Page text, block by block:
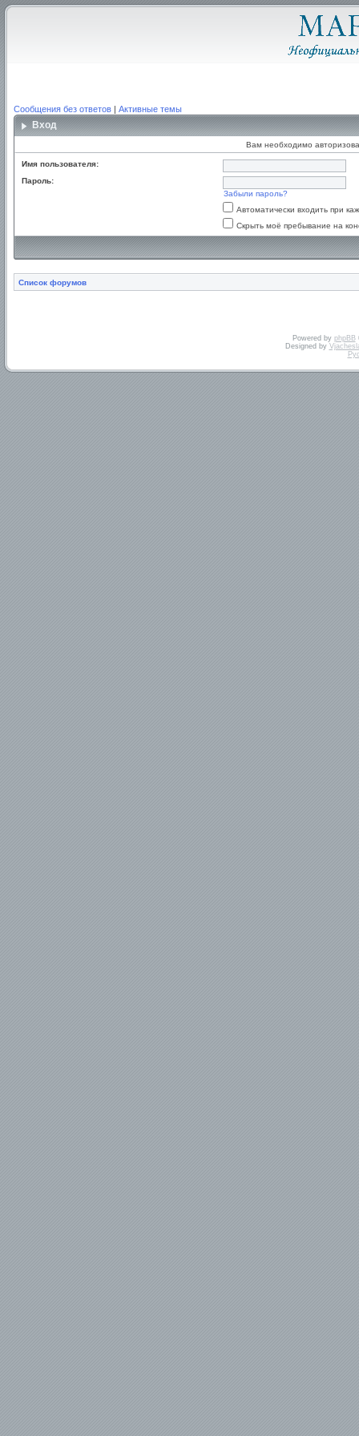
Сообщения без ответов | Активные темы
Вход
Вам необходимо
Имя пользователя:
Пароль:
Забыли пароль?
Автоматически входить при
Скрыть моё пребывание на
Список форумов
Powered by phpBB
Designed by